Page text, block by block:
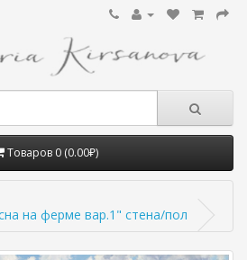
Товаров 0 (0.00₽)
на ферме вар.1" стена/пол